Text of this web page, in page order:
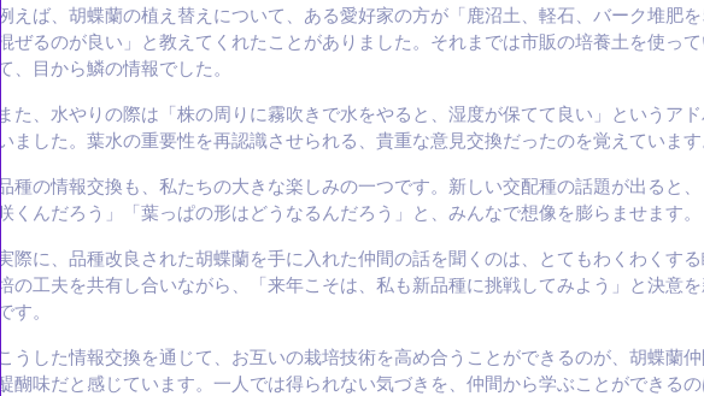
例えば、胡蝶蘭の植え替えについて、ある愛好家の方が「鹿沼土、軽石、バーク堆肥
混ぜるのが良い」と教えてくれたことがありました。それまでは市販の培養土を使っ
て、目から鱗の情報でした。
また、水やりの際は「株の周りに霧吹きで水をやると、湿度が保てて良い」というア
いました。葉水の重要性を再認識させられる、貴重な意見交換だったのを覚えています
品種の情報交換も、私たちの大きな楽しみの一つです。新しい交配種の話題が出ると
咲くんだろう」「葉っぱの形はどうなるんだろう」と、みんなで想像を膨らませます。
実際に、品種改良された胡蝶蘭を手に入れた仲間の話を聞くのは、とてもわくわくす
培の工夫を共有し合いながら、「来年こそは、私も新品種に挑戦してみよう」と決意
です。
こうした情報交換を通じて、お互いの栽培技術を高め合うことができるのが、胡蝶蘭
醍醐味だと感じています。一人では得られない気づきを、仲間から学ぶことができる